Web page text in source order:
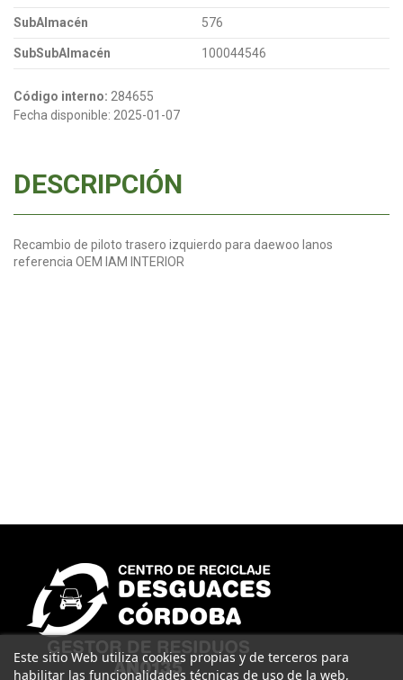
SubAlmacén 576
SubSubAlmacén 100044546
Código interno: 284655
Fecha disponible: 2025-01-07
DESCRIPCIÓN
Recambio de piloto trasero izquierdo para daewoo lanos
referencia OEM IAM INTERIOR
Este sitio Web utiliza cookies propias y de terceros para
habilitar las funcionalidades técnicas de uso de la web,